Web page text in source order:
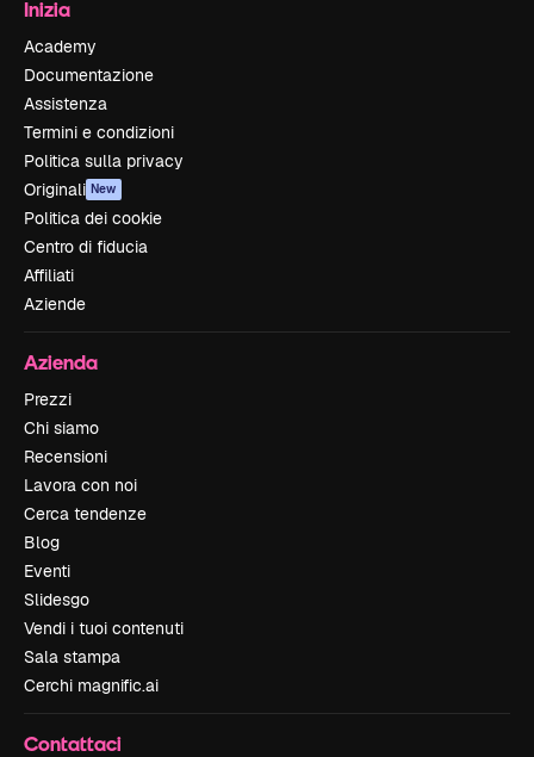
Inizia
Academy
Documentazione
Assistenza
Termini e condizioni
Politica sulla privacy
Originali New
Politica dei cookie
Centro di fiducia
Affiliati
Aziende
Azienda
Prezzi
Chi siamo
Recensioni
Lavora con noi
Cerca tendenze
Blog
Eventi
Slidesgo
Vendi i tuoi contenuti
Sala stampa
Cerchi magnific.ai
Contattaci